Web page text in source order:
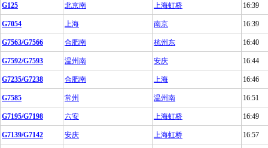
G125 北京南 上海虹桥 16:39
G7054 上海 南京 16:39
G7563/G7566 合肥南 杭州东 16:40
G7592/G7593 温州南 安庆 16:44
G7235/G7238 合肥南 上海 16:46
G7585 常州 温州南 16:51
G7195/G7198 六安 上海虹桥 16:49
G7139/G7142 安庆 上海虹桥 16:57